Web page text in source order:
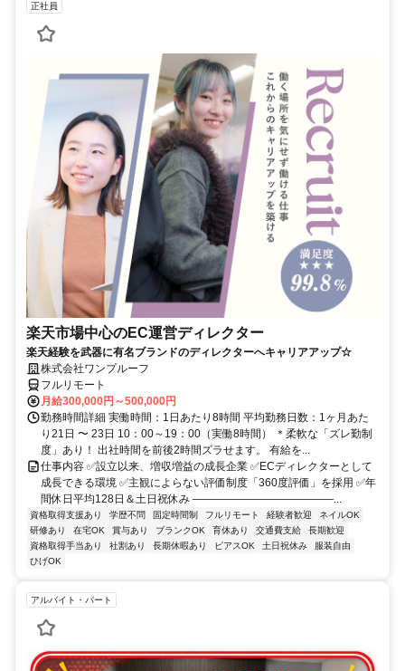
正社員
楽天市場中心のEC運営ディレクター
楽天経験を武器に有名ブランドのディレクターへキャリアアップ☆
株式会社ワンプルーフ
フルリモート
月給300,000円～500,000円
勤務時間詳細 実働時間：1日あたり8時間 平均勤務日数：1ヶ月あた
り21日 〜 23日 10：00～19：00（実働8時間） ＊柔軟な「ズレ勤制
度」あり！ 出社時間を前後2時間ズラせます。 有給を...
仕事内容 ✅設立以来、増収増益の成長企業 ✅ECディレクターとして
成長できる環境 ✅主観によらない評価制度「360度評価」を採用 ✅年
間休日平均128日＆土日祝休み ―――――――――――――...
資格取得支援あり 学歴不問 固定時間制 フルリモート 経験者歓迎
ネイルOK
研修あり
在宅OK 賞与あり ブランクOK 育休あり 交通費支給
長期歓迎
資格取得手当あり
社割あり 長期休暇あり ピアスOK 土日祝休み
服装自由
ひげOK
アルバイト・パート